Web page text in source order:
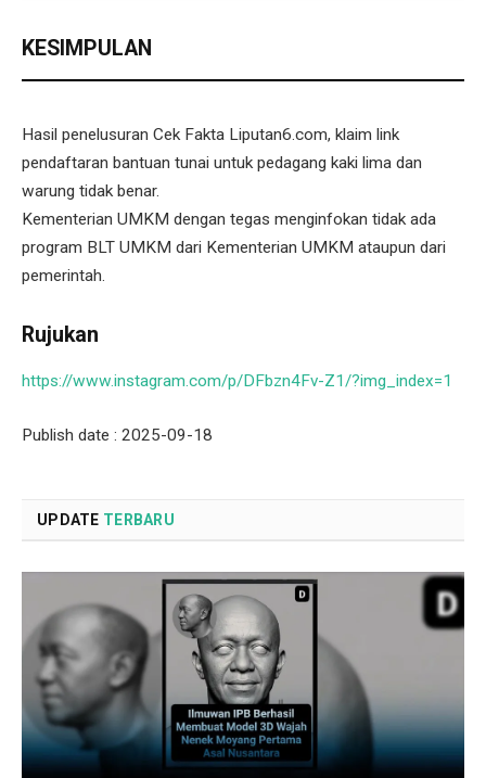
KESIMPULAN
Hasil penelusuran Cek Fakta Liputan6.com, klaim link
pendaftaran bantuan tunai untuk pedagang kaki lima dan
warung tidak benar.
Kementerian UMKM dengan tegas menginfokan tidak ada
program BLT UMKM dari Kementerian UMKM ataupun dari
pemerintah.
Rujukan
https://www.instagram.com/p/DFbzn4Fv-Z1/?img_index=1
Publish date : 2025-09-18
UPDATE TERBARU